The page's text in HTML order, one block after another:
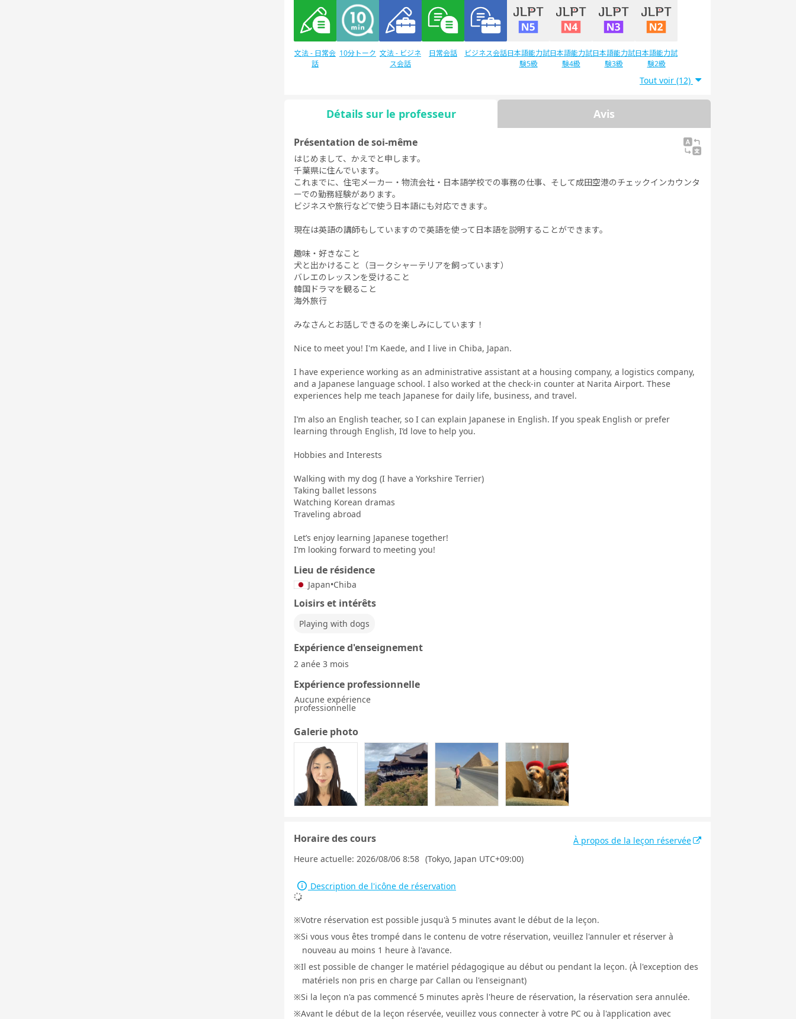
文法 - 日常会
話
10分トーク 文法 - ビジネ
ス会話
日常会話 ビジネス会話日本語能力試
験5級
日本語能力試
験4級
日本語能力試
験3級
日本語能力試
験2級
デイリートピ
Tout voir (12)
Détails sur le professeur Avis
Présentation de soi-même
はじめまして、かえでと申します。
千葉県に住んでいます。
これまでに、住宅メーカー・物流会社・日本語学校での事務の仕事、そして成田空港のチェックインカウンタ
ーでの勤務経験があります。
ビジネスや旅行などで使う日本語にも対応できます。
現在は英語の講師もしていますので英語を使って日本語を説明することができます。
趣味・好きなこと
犬と出かけること（ヨークシャーテリアを飼っています）
バレエのレッスンを受けること
韓国ドラマを観ること
海外旅行
みなさんとお話しできるのを楽しみにしています！
Nice to meet you! I'm Kaede, and I live in Chiba, Japan.
I have experience working as an administrative assistant at a housing company, a logistics company,
and a Japanese language school. I also worked at the check-in counter at Narita Airport. These
experiences help me teach Japanese for daily life, business, and travel.
I’m also an English teacher, so I can explain Japanese in English. If you speak English or prefer
learning through English, I’d love to help you.
Hobbies and Interests
Walking with my dog (I have a Yorkshire Terrier)
Taking ballet lessons
Watching Korean dramas
Traveling abroad
Let’s enjoy learning Japanese together!
I’m looking forward to meeting you!
Lieu de résidence
Japan•Chiba
Loisirs et intérêts
Playing with dogs
Expérience d'enseignement
2 anée 3 mois
Expérience professionnelle
Aucune expérience
professionnelle
Galerie photo
Horaire des cours
À propos de la leçon réservée
Heure actuelle: 2026/08/06 8:58 (Tokyo, Japan UTC+09:00)
Description de l'icône de réservation
Votre réservation est possible jusqu'à 5 minutes avant le début de la leçon.
Si vous vous êtes trompé dans le contenu de votre réservation, veuillez l'annuler et réserver à
nouveau au moins 1 heure à l'avance.
Il est possible de changer le matériel pédagogique au début ou pendant la leçon. (À l'exception des
matériels non pris en charge par Callan ou l'enseignant)
Si la leçon n'a pas commencé 5 minutes après l'heure de réservation, la réservation sera annulée.
Avant le début de la leçon réservée, veuillez vous connecter à votre PC ou à l'application avec